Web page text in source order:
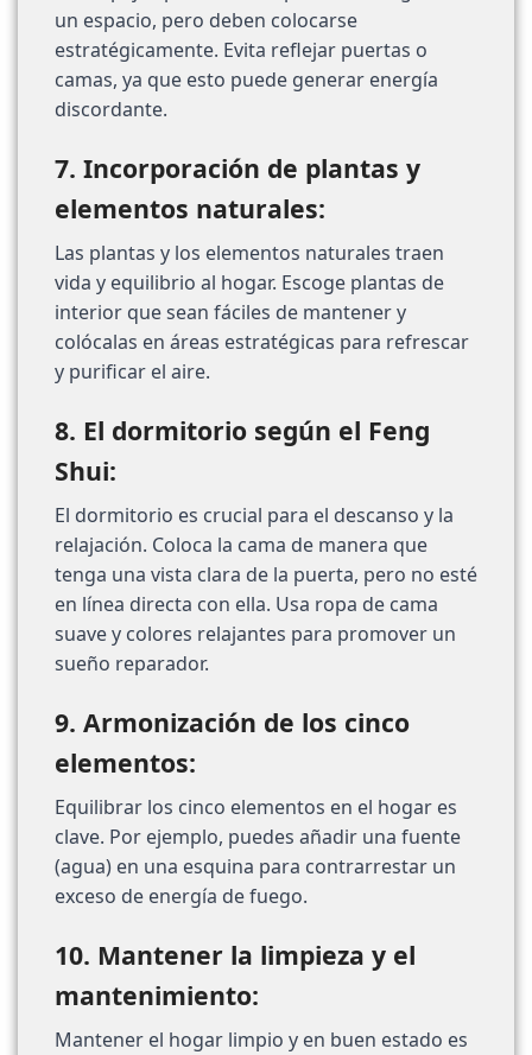
un espacio, pero deben colocarse
estratégicamente. Evita reflejar puertas o
camas, ya que esto puede generar energía
discordante.
7. Incorporación de plantas y
elementos naturales:
Las plantas y los elementos naturales traen
vida y equilibrio al hogar. Escoge plantas de
interior que sean fáciles de mantener y
colócalas en áreas estratégicas para refrescar
y purificar el aire.
8. El dormitorio según el Feng
Shui:
El dormitorio es crucial para el descanso y la
relajación. Coloca la cama de manera que
tenga una vista clara de la puerta, pero no esté
en línea directa con ella. Usa ropa de cama
suave y colores relajantes para promover un
sueño reparador.
9. Armonización de los cinco
elementos:
Equilibrar los cinco elementos en el hogar es
clave. Por ejemplo, puedes añadir una fuente
(agua) en una esquina para contrarrestar un
exceso de energía de fuego.
10. Mantener la limpieza y el
mantenimiento:
Mantener el hogar limpio y en buen estado es